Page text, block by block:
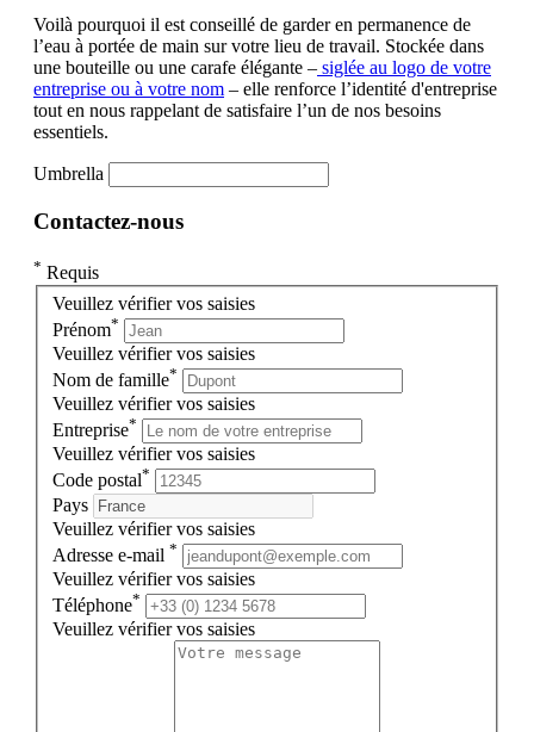
Voilà pourquoi il est conseillé de garder en permanence de
l’eau à portée de main sur votre lieu de travail. Stockée dans
une bouteille ou une carafe élégante – siglée au logo de votre
entreprise ou à votre nom – elle renforce l’identité d'entreprise
tout en nous rappelant de satisfaire l’un de nos besoins
essentiels.
Umbrella
Contactez-nous
* Requis
Veuillez vérifier vos saisies
Prénom*
Veuillez vérifier vos saisies
Nom de famille*
Veuillez vérifier vos saisies
Entreprise*
Veuillez vérifier vos saisies
Code postal*
Pays
Veuillez vérifier vos saisies
Adresse e-mail *
Veuillez vérifier vos saisies
Téléphone*
Veuillez vérifier vos saisies